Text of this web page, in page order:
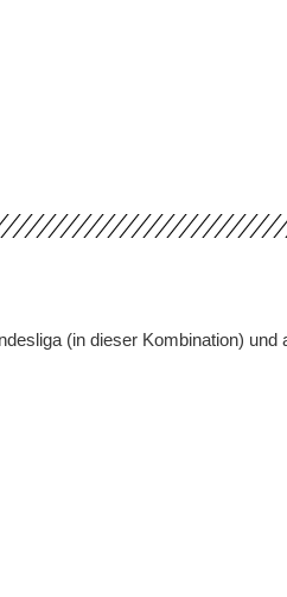
(in dieser Kombination) und